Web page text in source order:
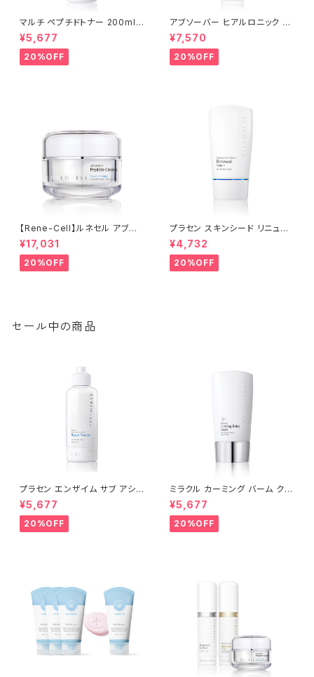
マルチ ペプチドトナー 200ml |
Multi Peptide Toner【Rene
-Cell】ルネセル
¥5,677
20%OFF
アブソーバー ヒアルロニック セ
ラム 30ml | [ルネセル] Absor
ber Hyaluronic Serum│シ
ワ・たるみケア【Rene-Cell】ル
ネセル
¥7,570
20%OFF
【Rene-Cell】ルネセル アブソ
ーバー ペプチドクリーム 50
ml [ルネセル]Rene-Cell Ab
sorber Peptide Cream│ほ
うれい線・たるみケア
¥17,031
20%OFF
プラセン スキンシード リニュー
アルクリーム 50ml | Placen S
kin Shield Renewal Cream
【Rene-Cell】ルネセル
¥4,732
20%OFF
セール中の商品
プラセン エンザイム サブ アシッ
ド ウォッシュパウダー 80g |Pla
cen Enzyme Sub-Acid Was
h Powder│毛穴ケア・低刺激・
弱酸性・酵素洗顔【Rene-Cell】
¥5,677
20%OFF
ミラクル カーミング バーム クリ
ーム 50g【※箱無し】| Miracle
Calming Cream【Rene-Cel
l】ルネセル
¥5,677
20%OFF